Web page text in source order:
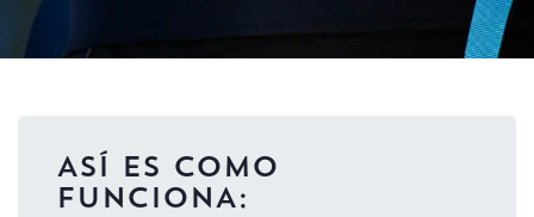
ASÍ ES COMO
FUNCIONA: